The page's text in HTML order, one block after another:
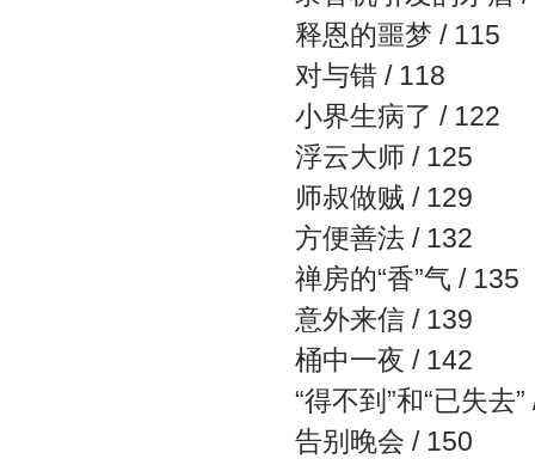
释恩的噩梦 / 115
对与错 / 118
小界生病了 / 122
浮云大师 / 125
师叔做贼 / 129
方便善法 / 132
禅房的“香”气 / 135
意外来信 / 139
桶中一夜 / 142
“得不到”和“已失去
告别晚会 / 150